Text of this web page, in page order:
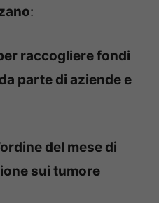
:
raccogliere fondi
parte di aziende e
del mese di
sui tumore